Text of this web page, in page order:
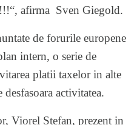
afirma Sven Giegold.
de forurile europene
intern, o serie de
platii taxelor in alte
activitatea.
Viorel Stefan, prezent in